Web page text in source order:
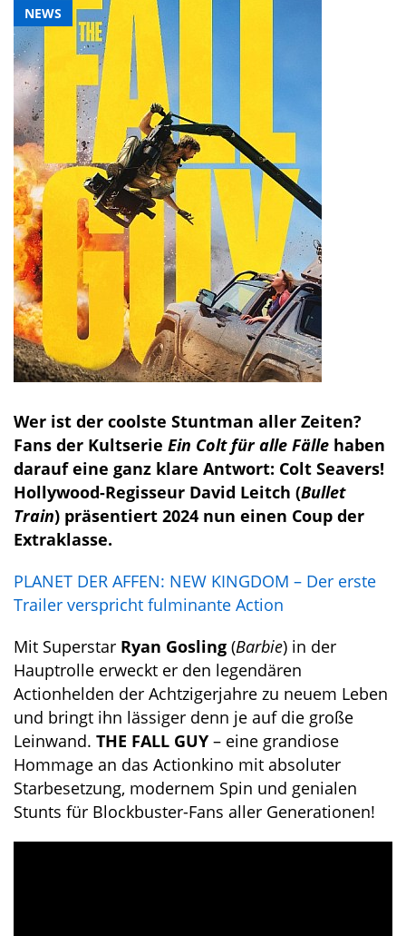
NEWS
Wer ist der coolste Stuntman aller Zeiten?
Fans der Kultserie Ein Colt für alle Fälle haben
darauf eine ganz klare Antwort: Colt Seavers!
Hollywood-Regisseur David Leitch (Bullet
Train) präsentiert 2024 nun einen Coup der
Extraklasse.
PLANET DER AFFEN: NEW KINGDOM – Der erste
Trailer verspricht fulminante Action
Mit Superstar Ryan Gosling (Barbie) in der
Hauptrolle erweckt er den legendären
Actionhelden der Achtzigerjahre zu neuem Leben
und bringt ihn lässiger denn je auf die große
Leinwand. THE FALL GUY – eine grandiose
Hommage an das Actionkino mit absoluter
Starbesetzung, modernem Spin und genialen
Stunts für Blockbuster-Fans aller Generationen!